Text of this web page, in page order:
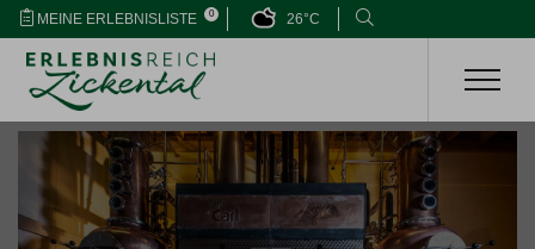
MEINE ERLEBNISLISTE 0 26°C